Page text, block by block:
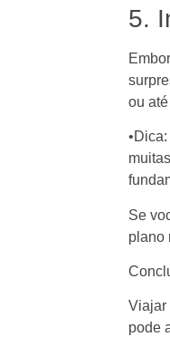
5.
ou
Se
plano
Viajar
pode